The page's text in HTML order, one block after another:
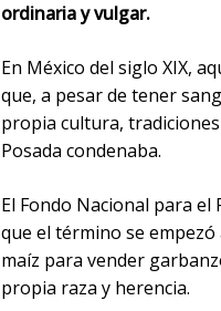
ordinaria y vulgar.
En México del siglo XIX,
que, a pesar de tener
propia cultura,
Posada condenaba.
El Fondo Nacional para el
que el término se
maíz para vender
propia raza y herencia.